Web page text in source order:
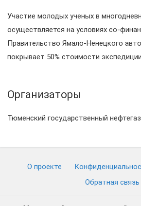
Участие молодых ученых в
осуществляется на условиях со-
Правительство Ямало-Ненецкого
покрывает 50% стоимости
Организаторы
Тюменский государственный
О проекте
Обратная связь